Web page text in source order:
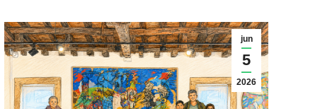
jun
5
2026